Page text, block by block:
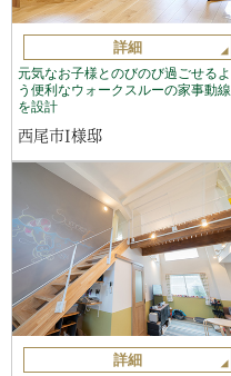
詳細
元気なお子様とのびのび過ごせるよ
う便利なウォークスルーの家事動線
を設計
西尾市I様邸
詳細